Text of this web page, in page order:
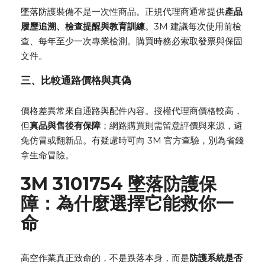
墜落防護裝備不是一次性商品。正規代理商通常提供產品
履歷追溯、檢查提醒與教育訓練。3M 建議每次使用前檢
查、每年至少一次專業檢測。購買時務必索取發票與保固
文件。
三、比較通路價格與真偽
價格差異常來自通路與配件內容。授權代理商價格較高，
但真品與售後有保障；網路購買則需留意評價與來源，避
免仿冒或翻新品。有疑慮時可向 3M 官方查驗，別為省錢
拿生命冒險。
3M 3101754 墜落防護保
障：為什麼選擇它能救你一
命
高空作業真正致命的，不是跌落本身，而是防護系統是否